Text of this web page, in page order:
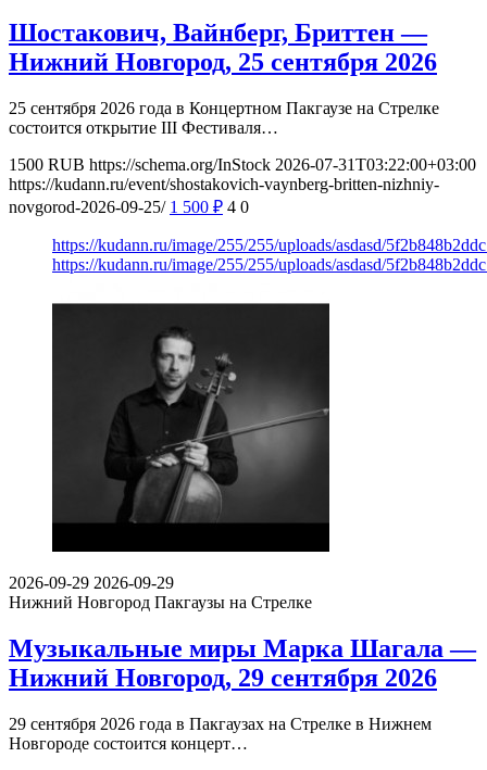
Шостакович, Вайнберг, Бриттен —
Нижний Новгород, 25 сентября 2026
25 сентября 2026 года в Концертном Пакгаузе на Стрелке
состоится открытие III Фестиваля…
1500 RUB https://schema.org/InStock 2026-07-31T03:22:00+03:00
https://kudann.ru/event/shostakovich-vaynberg-britten-nizhniy-
novgorod-2026-09-25/ 1 500 ₽ 4 0
https://kudann.ru/image/255/255/uploads/asdasd/
https://kudann.ru/image/255/255/uploads/asdasd/
2026-09-29 2026-09-29
Нижний Новгород Пакгаузы на Стрелке
Музыкальные миры Марка Шагала —
Нижний Новгород, 29 сентября 2026
29 сентября 2026 года в Пакгаузах на Стрелке в Нижнем
Новгороде состоится концерт…